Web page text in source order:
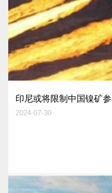
印尼或将限制中国镍矿
2024-07-30